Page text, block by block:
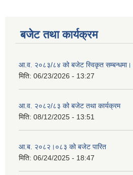
बजेट तथा कार्यक्रम
आ.व. २०८३/८४ को बजेट स्विकृत सम्बन्धमा।
मिति: 06/23/2026 - 13:27
आ.व. २०८२/८३ को बजेट तथा कार्यक्रम
मिति: 08/12/2025 - 13:51
आ.ब. २०८२।०८३ को बजेट पारित
मिति: 06/24/2025 - 18:47